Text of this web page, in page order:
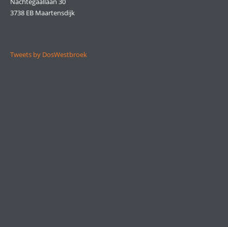
3738 EB Maartensdijk
Tweets by DosWestbroek